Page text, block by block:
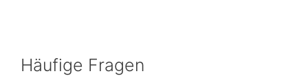
Häufige Fragen